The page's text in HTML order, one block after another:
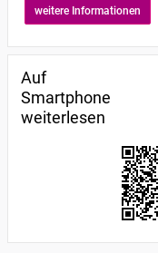
weitere Informationen
Auf
Smartphone
weiterlesen